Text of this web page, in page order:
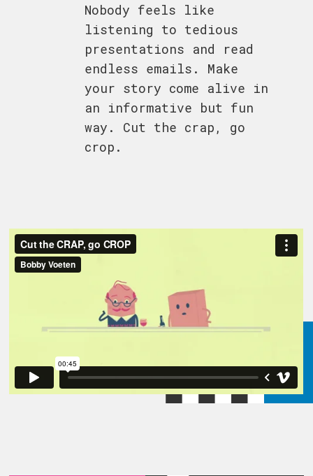
Nobody feels like
listening to tedious
presentations and read
endless emails. Make
your story come alive in
an informative but fun
way. Cut the crap, go
crop.